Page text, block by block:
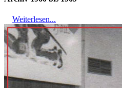
Weiterlesen...